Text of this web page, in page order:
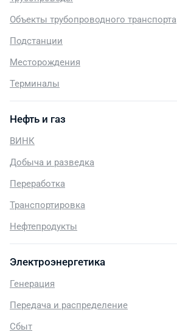
Объекты трубопроводного транспорта
Подстанции
Месторождения
Терминалы
Нефть и газ
ВИНК
Добыча и разведка
Переработка
Транспортировка
Нефтепродукты
Электроэнергетика
Генерация
Передача и распределение
Сбыт